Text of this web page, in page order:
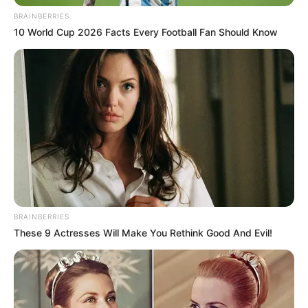
5) Após passar a linha em volta do círculo, puxe
para franzir
BRAINBERRIES
10 World Cup 2026 Facts Every Football Fan Should Know
BRAINBERRIES
These 9 Actresses Will Make You Rethink Good And Evil!